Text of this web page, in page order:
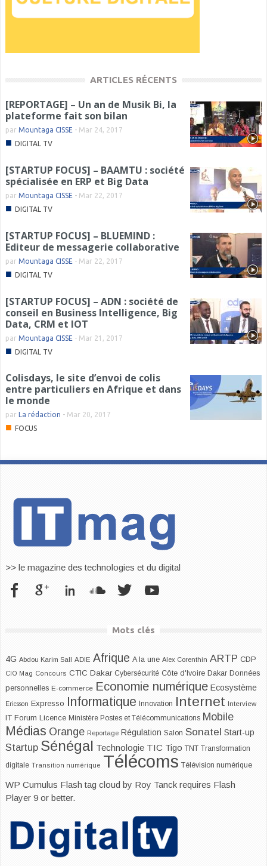
ARTICLES RÉCENTS
[REPORTAGE] – Un an de Musik Bi, la
plateforme fait son bilan
par Mountaga CISSE - Mar 24, 2017
■ DIGITAL TV
[STARTUP FOCUS] – BAAMTU : société
spécialisée en ERP et Big Data
par Mountaga CISSE - Mar 22, 2017
■ DIGITAL TV
[STARTUP FOCUS] – BLUEMIND :
Editeur de messagerie collaborative
par Mountaga CISSE - Mar 22, 2017
■ DIGITAL TV
[STARTUP FOCUS] – ADN : société de
conseil en Business Intelligence, Big
Data, CRM et IOT
par Mountaga CISSE - Mar 21, 2017
■ DIGITAL TV
Colisdays, le site d’envoi de colis
entre particuliers en Afrique et dans
le monde
par La rédaction - Mar 20, 2017
■ FOCUS
>> le magazine des technologies et du digital
Mots clés
4G Abdou Karim Sall ADIE Afrique A la une Alex Corenthin ARTP CDP
CIO Mag Concours CTIC Dakar Cybersécurité Côte d'Ivoire Dakar Données
personnelles E-commerce Economie numérique Ecosystème
Ericsson Expresso Informatique Innovation Internet Interview
IT Forum Licence Ministère Postes et Télécommunications Mobile
Médias Orange Reportage Régulation Salon Sonatel Start-up
Startup Sénégal Technologie TIC Tigo TNT Transformation
digitale Transition numérique Télécoms Télévision numérique
WP Cumulus Flash tag cloud by Roy Tanck requires Flash
Player 9 or better.